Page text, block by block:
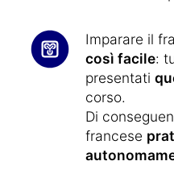
Imparare il
così facile:
presentati
corso.
Di
francese